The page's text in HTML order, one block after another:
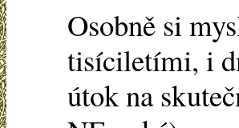
Osobně si
tisíciletími, i
útok na